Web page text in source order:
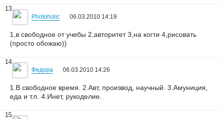
13
Photoholic 06.03.2010 14:19
1,в свободное от учебы 2,авторитет 3,на когти 4,рисовать
(просто обожаю))
14
Федора 06.03.2010 14:26
1.В свободное время. 2.Авт, производ, научный. 3.Амуниция,
еда и т.п. 4.Инет, рукоделие.
15